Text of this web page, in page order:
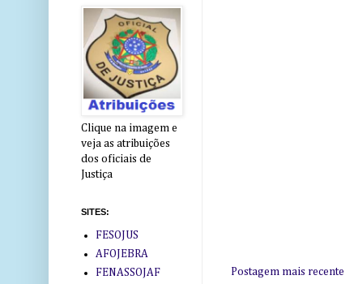
Postagem mais recente
Clique na imagem e
veja as atribuições
dos oficiais de
Justiça
SITES:
FESOJUS
AFOJEBRA
FENASSOJAF